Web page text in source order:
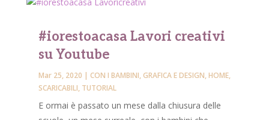
#iorestoacasa Lavori creativi
su Youtube
Mar 25, 2020 | CON I BAMBINI,GRAFICA E DESIGN,HOME,
SCARICABILI, TUTORIAL
E ormai è passato un mese dalla chiusura delle